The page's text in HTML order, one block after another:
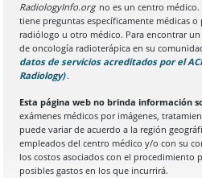
RadiologyInfo.orgno es un centro médico.
tiene preguntas específicamente médicas
radiólogo u otro médico. Para encontrar
de oncología radioterápica en su
datos de servicios acreditados por el
Radiology)(Se abre en una nueva
.
Esta página web no brinda información
exámenes médicos por imágenes,
puede variar de acuerdo a la región
empleados del centro médico y/o con su
los costos asociados con el procedimiento
posibles gastos en los que incurrirá.